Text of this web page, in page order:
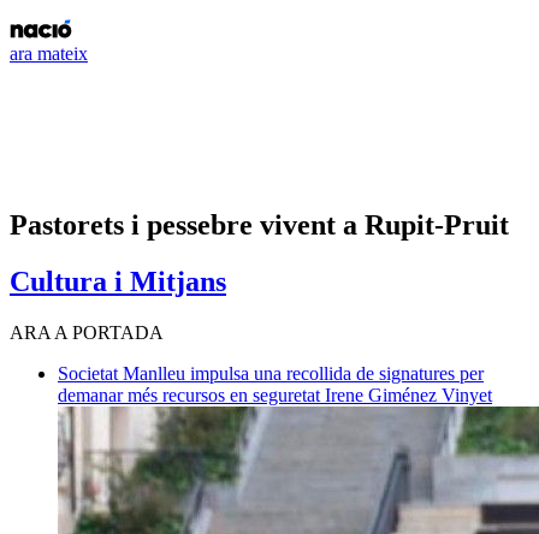
ara mateix
Pastorets i pessebre vivent a Rupit-Pruit
Cultura i Mitjans
ARA A PORTADA
Societat Manlleu impulsa una recollida de signatures per
demanar més recursos en seguretat Irene Giménez Vinyet